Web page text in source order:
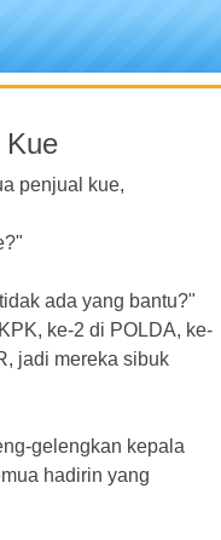
Kue
penjual kue,
ada yang bantu?"
ke-2 di POLDA, ke-
jadi mereka sibuk
gelengkan kepala
hadirin yang